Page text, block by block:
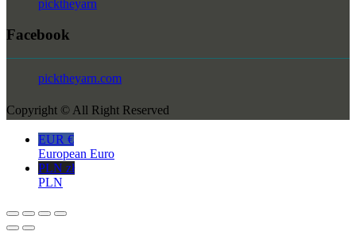
picktheyarn
Facebook
picktheyarn.com
Copyright © All Right Reserved
EUR €
European Euro
PLN zł
PLN